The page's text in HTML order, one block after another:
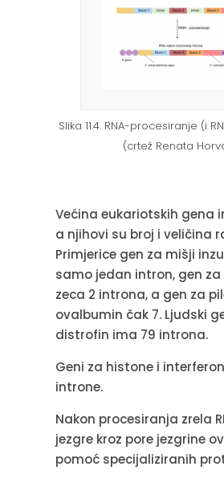
Slika 11.4. RNA-procesiranje (i
(crtež Renata
Većina eukariotskih gena
a njihovi su broj i veličina
Primjerice gen za mišji
samo jedan intron, gen
zeca 2 introna, a gen za
ovalbumin čak 7. Ljudski
distrofin ima 79 introna.
Geni za histone i
introne.
Nakon procesiranja zrela
jezgre kroz pore jezgrine
pomoć specijaliziranih